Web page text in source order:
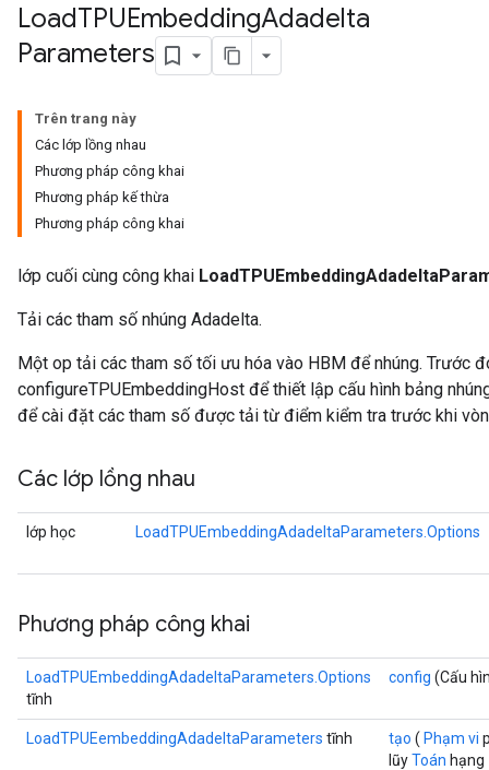
LoadTPUEmbeddingAdadelta
Parameters
Trên trang này
Các lớp lồng nhau
Phương pháp công khai
Phương pháp kế thừa
Phương pháp công khai
lớp cuối cùng công khai
Tải các tham số nhúng Adadelta.
Một op tải các tham số tối ưu hóa vào HBM để nhúng. Trước
configureTPUEmbeddingHost để thiết lập cấu hình bảng
để cài đặt các tham số được tải từ điểm kiểm tra trước khi
Các lớp lồng nhau
lớp học LoadTPUEmbeddingAdadeltaParameters.Options
Phương pháp công khai
LoadTPUEmbeddingAdadeltaParameters.Options
tĩnh
config (Cấu
LoadTPUEembeddingAdadeltaParameters tĩnh tạo ( Phạm vi
lũyToán